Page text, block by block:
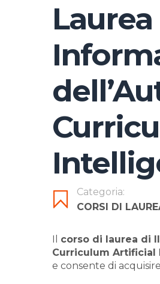
Categoria:
CORSI DI
Il corso di laurea di
Curriculum Artificial
e consente di